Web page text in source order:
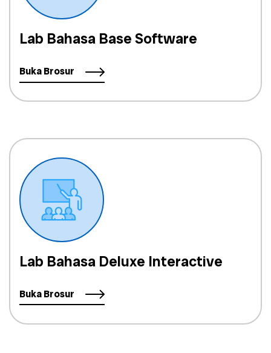
Lab Bahasa Base Software
Buka Brosur
Lab Bahasa Deluxe Interactive
Buka Brosur